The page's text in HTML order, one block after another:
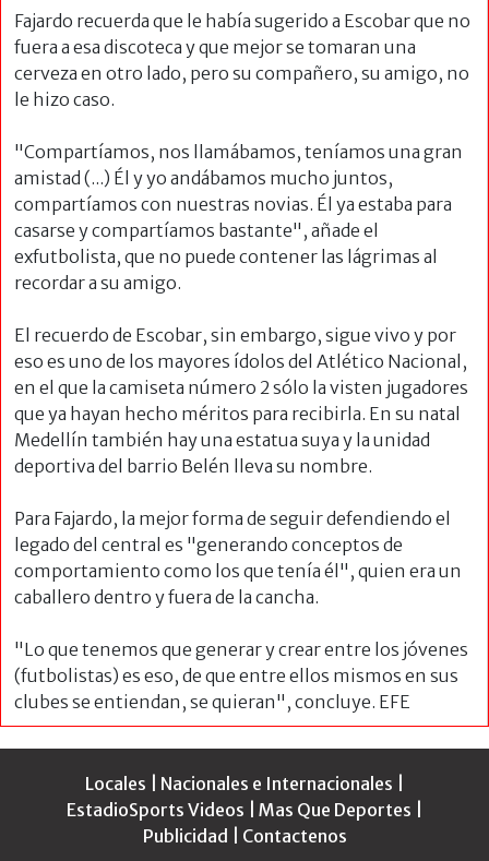
Fajardo recuerda que le había sugerido a Escobar que no
fuera a esa discoteca y que mejor se tomaran una
cerveza en otro lado, pero su compañero, su amigo, no
le hizo caso.
"Compartíamos, nos llamábamos, teníamos una gran
amistad (...) Él y yo andábamos mucho juntos,
compartíamos con nuestras novias. Él ya estaba para
casarse y compartíamos bastante", añade el
exfutbolista, que no puede contener las lágrimas al
recordar a su amigo.
El recuerdo de Escobar, sin embargo, sigue vivo y por
eso es uno de los mayores ídolos del Atlético Nacional,
en el que la camiseta número 2 sólo la visten jugadores
que ya hayan hecho méritos para recibirla. En su natal
Medellín también hay una estatua suya y la unidad
deportiva del barrio Belén lleva su nombre.
Para Fajardo, la mejor forma de seguir defendiendo el
legado del central es "generando conceptos de
comportamiento como los que tenía él", quien era un
caballero dentro y fuera de la cancha.
"Lo que tenemos que generar y crear entre los jóvenes
(futbolistas) es eso, de que entre ellos mismos en sus
clubes se entiendan, se quieran", concluye. EFE
Locales Nacionales e Internacionales
EstadioSports Videos
Mas Que Deportes
Publicidad
Contactenos